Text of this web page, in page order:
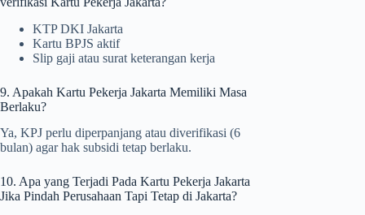
KTP DKI Jakarta
Kartu BPJS aktif
Slip gaji atau surat keterangan kerja
9. Apakah Kartu Pekerja Jakarta Memiliki Masa
Berlaku?
Ya, KPJ perlu diperpanjang atau diverifikasi (6
bulan) agar hak subsidi tetap berlaku.
10. Apa yang Terjadi Pada Kartu Pekerja Jakarta
Jika Pindah Perusahaan Tapi Tetap di Jakarta?